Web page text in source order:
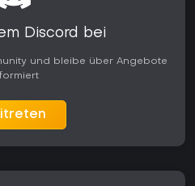
Discord bei
und bleibe über Angebote